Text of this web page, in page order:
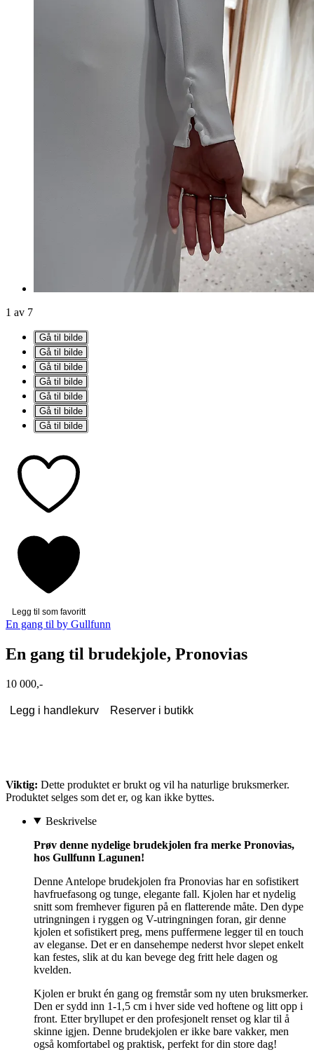
1 av 7
Gå til bilde
Gå til bilde
Gå til bilde
Gå til bilde
Gå til bilde
Gå til bilde
Gå til bilde
Legg til som favoritt
En gang til by Gullfunn
En gang til brudekjole, Pronovias
10 000,-
Legg i handlekurv Reserver i butikk
Viktig: Dette produktet er brukt og vil ha naturlige bruksmerker.
Produktet selges som det er, og kan ikke byttes.
Beskrivelse
Prøv denne nydelige brudekjolen fra merke Pronovias,
hos Gullfunn Lagunen!
Denne Antelope brudekjolen fra Pronovias har en sofistikert
havfruefasong og tunge, elegante fall. Kjolen har et nydelig
snitt som fremhever figuren på en flatterende måte. Den dype
utringningen i ryggen og V-utringningen foran, gir denne
kjolen et sofistikert preg, mens puffermene legger til en touch
av eleganse. Det er en dansehempe nederst hvor slepet enkelt
kan festes, slik at du kan bevege deg fritt hele dagen og
kvelden.
Kjolen er brukt én gang og fremstår som ny uten bruksmerker.
Den er sydd inn 1-1,5 cm i hver side ved hoftene og litt opp i
front. Etter bryllupet er den profesjonelt renset og klar til å
skinne igjen. Denne brudekjolen er ikke bare vakker, men
også komfortabel og praktisk, perfekt for din store dag!